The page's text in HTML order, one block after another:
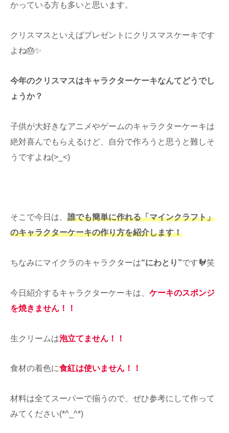
かっている方も多いと思います。
クリスマスといえばプレゼントにクリスマスケーキです
よね🎂✨
今年のクリスマスはキャラクターケーキなんてどうでし
ょうか？
子供が大好きなアニメやゲームのキャラクターケーキは
絶対喜んでもらえるけど、自分で作ろうと思うと難しそ
うですよね(>_<)
そこで今日は、 誰でも簡単に作れる「マインクラフト」
のキャラクターケーキの作り方を紹介します！
ちなみにマイクラのキャラクターは“にわとり”です🐓笑
今日紹介するキャラクターケーキは、 ケーキのスポンジ
を焼きません！！
生クリームは泡立てません！！
食材の着色に食紅は使いません！！
材料は全てスーパーで揃うので、ぜひ参考にして作って
みてください(*^_^*)